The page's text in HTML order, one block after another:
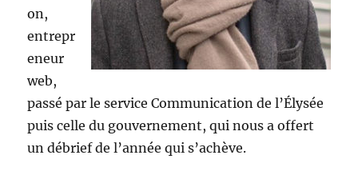
on,
entrepr
eneur
web,
passé par le service Communication de l’Élysée
puis celle du gouvernement, qui nous a offert
un débrief de l’année qui s’achève.